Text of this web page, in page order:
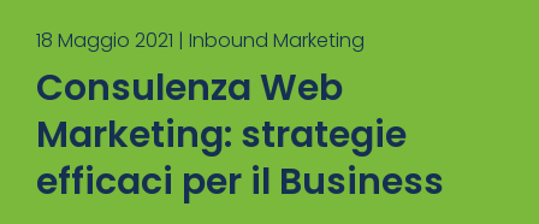
18 Maggio 2021 | Inbound Marketing
Consulenza Web
Marketing: strategie
efficaci per il Business